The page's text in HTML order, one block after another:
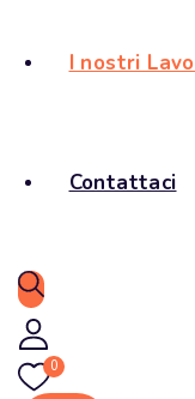
I nostri
Contattaci
0